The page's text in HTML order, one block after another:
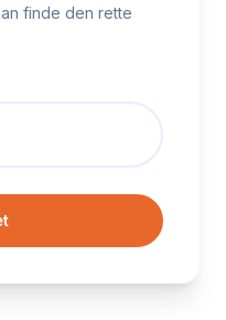
finde den rette